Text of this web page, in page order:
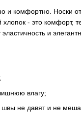
и комфортно.
- это комфорт,
и
влагу;
швы не давят и не